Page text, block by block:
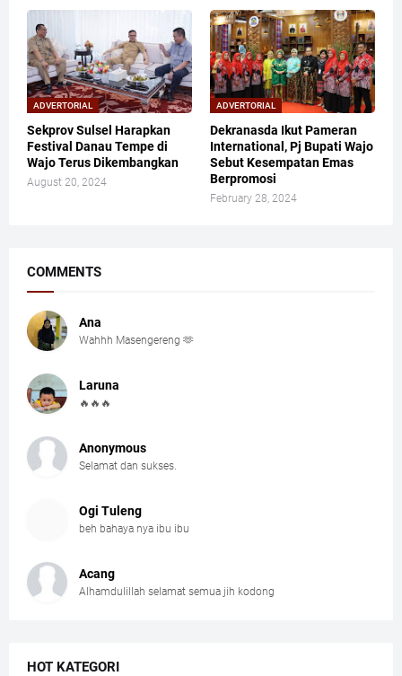
ADVERTORIAL
Sekprov Sulsel Harapkan
Festival Danau Tempe di
Wajo Terus Dikembangkan
August 20, 2024
ADVERTORIAL
Dekranasda Ikut Pameran
International, Pj Bupati Wajo
Sebut Kesempatan Emas
Berpromosi
February 28, 2024
COMMENTS
Ana
Wahhh Masengereng 🫶
Laruna
🔥🔥🔥
Anonymous
Selamat dan sukses.
Ogi Tuleng
beh bahaya nya ibu ibu
Acang
Alhamdulillah selamat semua jih kodong
HOT KATEGORI